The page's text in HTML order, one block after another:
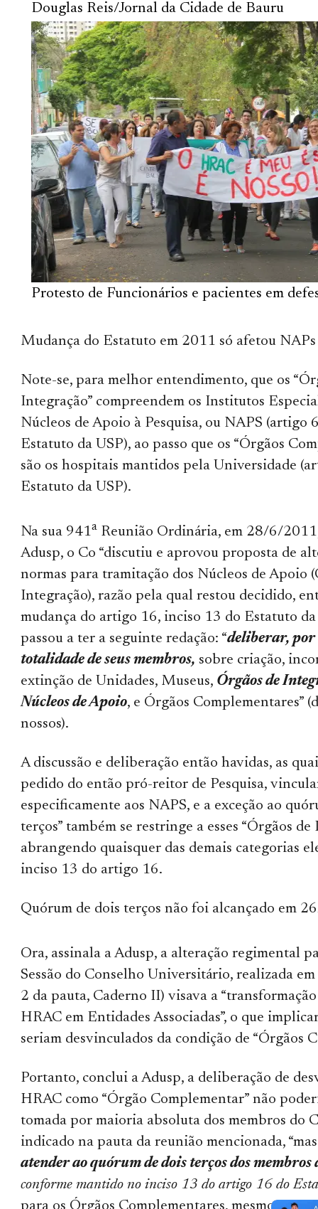
Douglas Reis/Jornal da Cidade de Bauru
Protesto de Funcionários e pacientes em
Mudança do Estatuto em 2011 só afetou NAPs
Note-se, para melhor entendimento, que os
Integração” compreendem os Institutos
Núcleos de Apoio à Pesquisa, ou NAPS (artigo
Estatuto da USP), ao passo que os “Órgãos
são os hospitais mantidos pela Universidade
Estatuto da USP).
Na sua 941a Reunião Ordinária, em 28/6/
Adusp, o Co “discutiu e aprovou proposta de
normas para tramitação dos Núcleos de Apoio
Integração), razão pela qual restou decidido,
mudança do artigo 16, inciso 13 do Estatuto da
passou a ter a seguinte redação: “deliberar, por
totalidade de seus membros, sobre criação,
extinção de Unidades, Museus, Órgãos de
Núcleos de Apoio, e Órgãos Complementares”
nossos).
A discussão e deliberação então havidas, as
pedido do então pró-reitor de Pesquisa,
especificamente aos NAPS, e a exceção ao
terços” também se restringe a esses “Órgãos de
abrangendo quaisquer das demais categorias
inciso 13 do artigo 16.
Quórum de dois terços não foi alcançado em
Ora, assinala a Adusp, a alteração regimental
Sessão do Conselho Universitário, realizada
2 da pauta, Caderno II) visava a
HRAC em Entidades Associadas”, o que
seriam desvinculados da condição de “Órgãos
Portanto, conclui a Adusp, a deliberação de
HRAC como “Órgão Complementar” não
tomada por maioria absoluta dos membros do
indicado na pauta da reunião mencionada,
atender ao quórum de dois terços dos membros
conforme mantido no inciso 13 do artigo 16 do